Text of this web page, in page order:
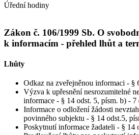
Úřední hodiny
Zákon č. 106/1999 Sb. O
k informacím - přehled lhůt a
Lhůty
Odkaz na zveřejněnou informaci - §
Výzva k upřesnění nesrozumitelné
informace - § 14 odst. 5, písm. b) - 7
Informace o odložení žádosti
povinného subjektu - § 14 odst.5,
Poskytnutí informace žadateli - § 14